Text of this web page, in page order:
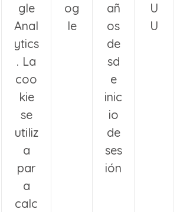
gle
Anal
ytics
. La
coo
kie
se
utiliz
a
par
a
calc
og
le
añ
os
de
sd
e
inic
io
de
ses
ión
U
U